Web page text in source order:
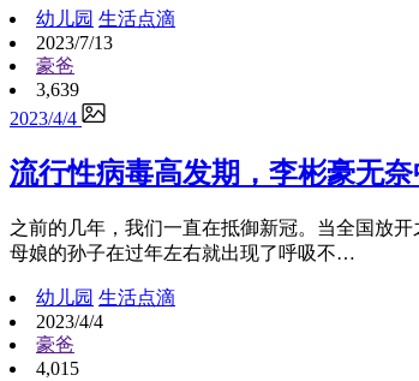
幼儿园 生活点滴
2023/7/13
豪爸
3,639
2023/4/4
流行性病毒高发期，李彬豪无奈
之前的几年，我们一直在抵御新冠。当全国放
母娘的孙子在过年左右就出现了呼吸不…
幼儿园 生活点滴
2023/4/4
豪爸
4,015